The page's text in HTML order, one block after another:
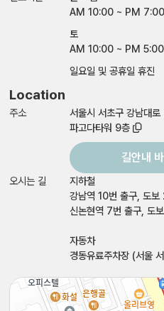
AM 10:00 ~ PM 7:00
토
AM 10:00 ~ PM 5:00
일요일 및 공휴일 휴진
Location
주소
서울시 서초구 강남대
파고다타워 9층
길안내
오시는 길
지하철
강남역 10번 출구, 도보
신논현역 7번 출구, 도
자동차
경동유료주차장 (서울